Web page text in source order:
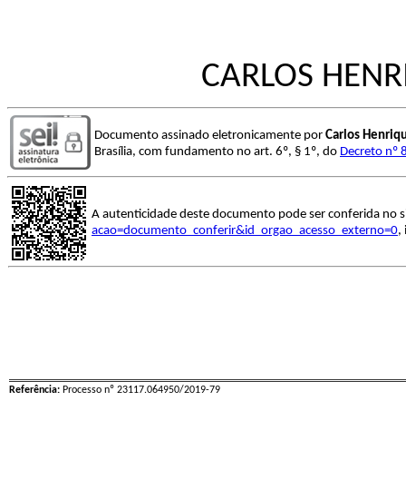
CARLOS
Documento assinado eletronicamente por Carlos
Brasília, com fundamento no art. 6º, § 1º, do Decreto nº
A autenticidade deste documento pode ser conferida no
acao=documento_conferir&id_orgao_acesso_externo=0,
Referência: Processo nº 23117.064950/2019-79